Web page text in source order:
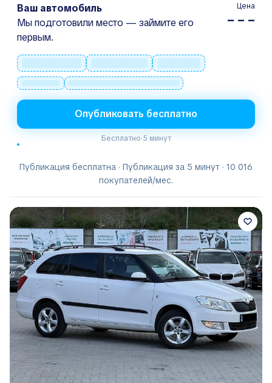
Ваш автомобиль
Мы подготовили место — займите его
первым.
Цена
– – –
Опубликовать бесплатно
Бесплатно·5 минут
Публикация бесплатна · Публикация за 5 минут · 10 016
покупателей/мес.